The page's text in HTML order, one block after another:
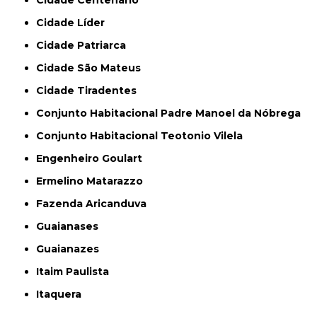
Cidade Líder
Cidade Patriarca
Cidade São Mateus
Cidade Tiradentes
Conjunto Habitacional Padre Manoel da Nóbrega
Conjunto Habitacional Teotonio Vilela
Engenheiro Goulart
Ermelino Matarazzo
Fazenda Aricanduva
Guaianases
Guaianazes
Itaim Paulista
Itaquera